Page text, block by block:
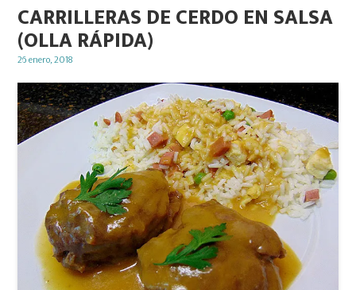
CARRILLERAS DE CERDO EN SALSA
(OLLA RÁPIDA)
Posted
26 enero, 2018